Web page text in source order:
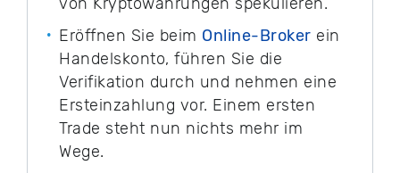
Eröffnen Sie beim Online-Broker ein
Handelskonto, führen Sie die
Verifikation durch und nehmen eine
Ersteinzahlung vor. Einem ersten
Trade steht nun nichts mehr im
Wege.